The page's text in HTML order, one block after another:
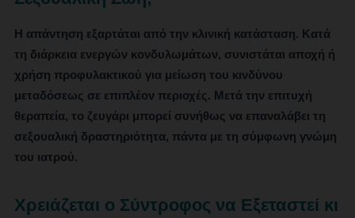
Η απάντηση εξαρτάται από την κλινική κατάσταση. Κατά
τη διάρκεια ενεργών κονδυλωμάτων, συνιστάται αποχή ή
χρήση προφυλακτικού για μείωση του κινδύνου
μεταδόσεως σε επιπλέον περιοχές. Μετά την επιτυχή
θεραπεία, το ζευγάρι μπορεί συνήθως να επαναλάβει τη
σεξουαλική δραστηριότητα, πάντα με τη σύμφωνη γνώμη
του ιατρού.
Χρειάζεται ο Σύντροφος να Εξεταστεί κι